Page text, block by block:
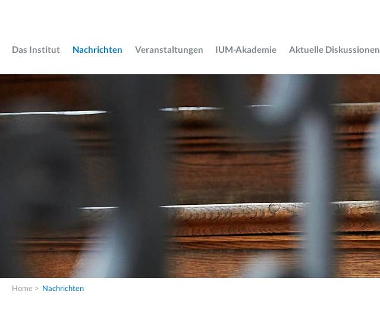
Das Institut Nachrichten Veranstaltungen IUM-Akademie Aktuelle Diskussionen
Home > Nachrichten